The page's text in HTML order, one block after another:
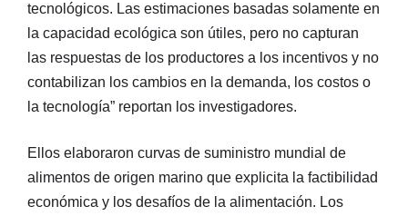
tecnológicos. Las estimaciones basadas solamente en
la capacidad ecológica son útiles, pero no capturan
las respuestas de los productores a los incentivos y no
contabilizan los cambios en la demanda, los costos o
la tecnología” reportan los investigadores.
Ellos elaboraron curvas de suministro mundial de
alimentos de origen marino que explicita la factibilidad
económica y los desafíos de la alimentación. Los